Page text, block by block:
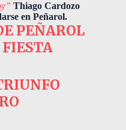
Thiago Cardozo
en Peñarol.
PEÑAROL
FIESTA